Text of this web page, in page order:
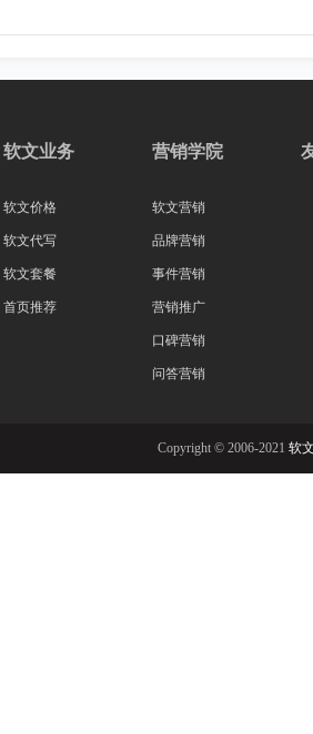
软文业务
软文价格
软文代写
软文套餐
首页推荐
营销学院
软文营销
品牌营销
事件营销
营销推广
口碑营销
问答营销
Copyright © 2006-2021 软